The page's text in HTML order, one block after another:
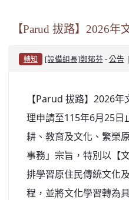
【Parud 拔路】2026
轉知 [設備組長]鄭郁芬- 公告
【Parud 拔路】2026
理申請至115年6月25日
耕、教育及文化、繁榮
事務」宗旨，特別以【
排學習原住民傳統文化
程，並將文化學習轉為